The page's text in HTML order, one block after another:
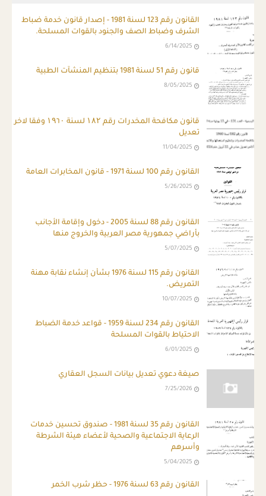
ِالقانون رقم 123 لسنة 1981 - إصدار قانون خدمة ضباط
الشرف وضباط الصف والجنود بالقوات المسلحة.
6/14/2025
قانون رقم 51 لسنة 1981 بتنظيم المنشآت الطبية
8/05/2025
قانون مكافحة المخدرات رقم ۱۸۲ لسنة ۱۹٦۰ وفقا لاخر
تعديل
11/04/2025
القانون رقم 100 لسنة 1971 - قانون المخابرات العامة
5/26/2025
القانون رقم 88 لسنة 2005 - دخول وإقامة الأجانب
بأراضي جمهورية مصر العربية والخروج منها
5/07/2025
القانون رقم 115 لسنة 1976 بشأن إنشاء نقابة مهنة
التمريض.
10/07/2025
القانون رقم 234 لسنة 1959 - قواعد خدمة الضباط
الاحتياط بالقوات المسلحة
6/01/2025
صيغة دعوي تعديل بيانات السجل العقاري
7/25/2026
القانون رقم 35 لسنة 1981 - صندوق تحسين خدمات
الرعاية الاجتماعية والصحية لأعضاء هيئة الشرطة
وأسرهم
5/04/2025
القانون رقم 63 لسنة 1976 - حظر شرب الخمر